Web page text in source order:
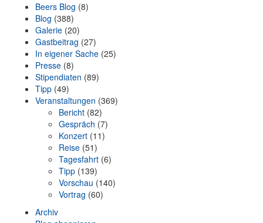
Beers Blog (8)
Blog (388)
Galerie (20)
Gastbeitrag (27)
In eigener Sache (25)
Presse (8)
Stipendiaten (89)
Tipp (49)
Veranstaltungen (369)
Bericht (82)
Gespräch (7)
Konzert (11)
Reise (51)
Tagesfahrt (6)
Tipp (139)
Vorschau (140)
Vortrag (60)
Archiv